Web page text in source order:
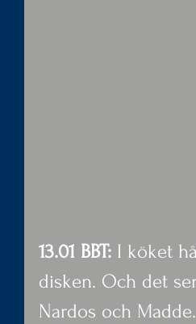
13.01 BBT: I köket
disken. Och det
Nardos och